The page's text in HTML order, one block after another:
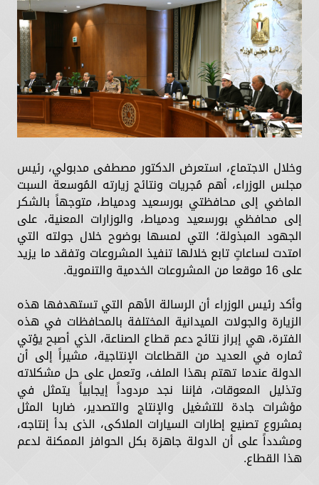
وخلال الاجتماع، استعرض الدكتور مصطفى مدبولي، رئيس
مجلس الوزراء، أهم مُجريات ونتائج زيارته المُوسعة السبت
الماضي إلى محافظتي بورسعيد ودمياط، متوجهاً بالشكر
إلى محافظي بورسعيد ودمياط، والوزارات المعنية، على
الجهود المبذولة؛ التي لمسها بوضوح خلال جولته التي
امتدت لساعاتٍ تابع خلالها تنفيذ المشروعات وتفقد ما يزيد
على 16 موقعا من المشروعات الخدمية والتنموية.
وأكد رئيس الوزراء أن الرسالة الأهم التي تستهدفها هذه
الزيارة والجولات الميدانية المختلفة بالمحافظات في هذه
الفترة، هي إبراز نتائج دعم قطاع الصناعة، الذي أصبح يؤتي
ثماره في العديد من القطاعات الإنتاجية، مشيراً إلى أن
الدولة عندما تهتم بهذا الملف، وتعمل على حل مشكلاته
وتذليل المعوقات، فإننا نجد مردوداً إيجابياً يتمثل في
مؤشرات جادة للتشغيل والإنتاج والتصدير، ضاربا المثل
بمشروع تصنيع إطارات السيارات الملاكى، الذى بدأ إنتاجه،
ومشدداً على أن الدولة جاهزة بكل الحوافز الممكنة لدعم
هذا القطاع.